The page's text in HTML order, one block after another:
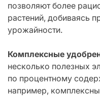
позволяют более
растений, добиваясь
урожайности.
Комплексные
несколько полезных
по процентному
например,